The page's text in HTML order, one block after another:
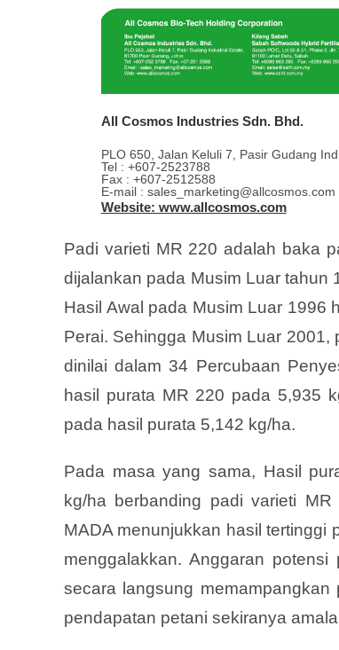
All Cosmos Industries Sdn. Bhd.
PLO 650, Jalan Keluli 7, Pasir Gudang
Tel : +607-2523788
Fax : +607-2512588
E-mail : sales_marketing@allcosmos.com
Website: www.allcosmos.com
Padi varieti MR 220 adalah baka
dijalankan pada Musim Luar tahun
Hasil Awal pada Musim Luar 1996
Perai. Sehingga Musim Luar
dinilai dalam 34 Percubaan
hasil purata MR 220 pada 5,935
pada hasil purata 5,142 kg/ha.
Pada masa yang sama, Hasil
kg/ha berbanding padi varieti
MADA menunjukkan hasil tertinggi
menggalakkan. Anggaran
secara langsung
pendapatan petani sekiranya